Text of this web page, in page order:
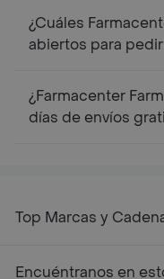
¿Cuáles
abiertos para
¿Farmacenter
días de envíos
Top Marcas y
Encuéntranos en